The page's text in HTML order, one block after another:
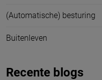
(Automatische) besturing
Buitenleven
Recente blogs